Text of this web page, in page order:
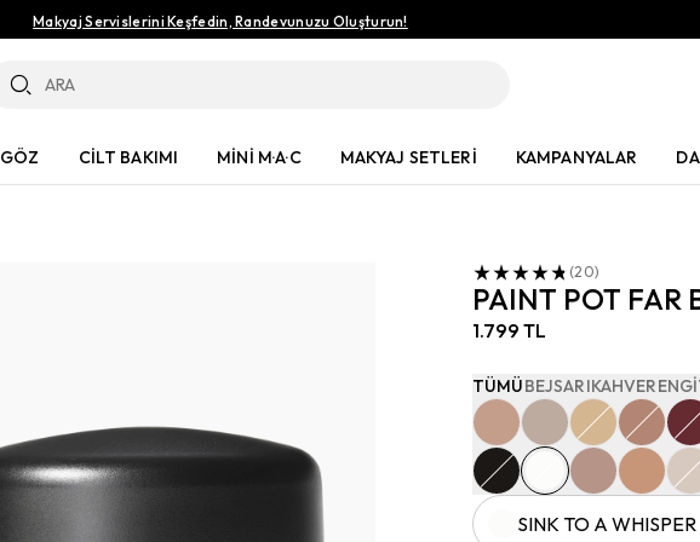
Makyaj Servislerini Keşfedin, Randevunuzu Oluşturun!
GÖZ CİLT BAKIMI MİNİ M·A·C MAKYAJ SETLERİ KAMPANYALAR
(20)
PAINT POT FAR
1.799 TL
TÜMÜBEJSARIKAHVERENGI
SINK TO A WHISPER